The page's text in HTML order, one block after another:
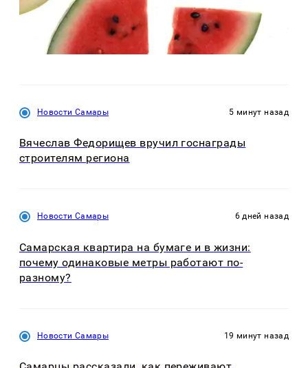
Новости Самары 5 минут назад
Вячеслав Федорищев вручил госнаграды
строителям региона
Новости Самары 6 дней назад
Самарская квартира на бумаге и в жизни:
почему одинаковые метры работают по-
разному?
Новости Самары 19 минут назад